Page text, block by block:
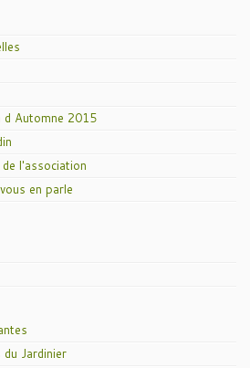
d Automne 2015
l'association
en parle
du Jardinier